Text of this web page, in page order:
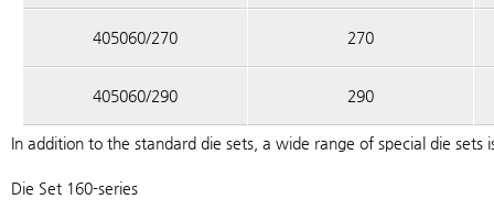
405060/270 270
405060/290 290
In addition to the standard die sets, a wide range of special die sets
Die Set 160-series